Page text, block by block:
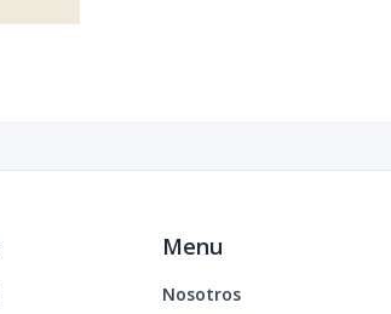
Menu
Nosotros